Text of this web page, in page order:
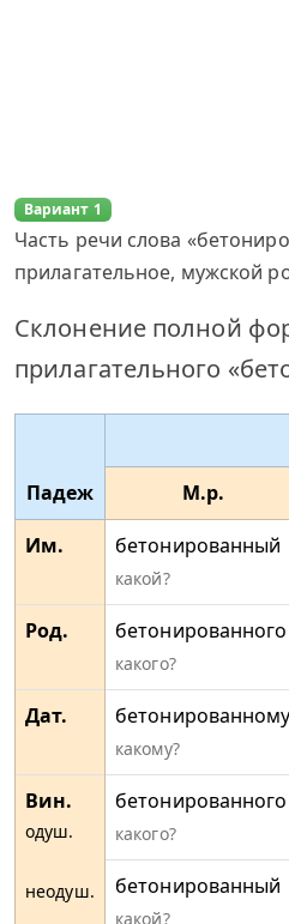
Вариант 1
Часть речи слова
прилагательное, мужской
Склонение полной
прилагательного
Падеж
М.р.
Им.
бетонированный
какой?
Род. бетонированного
какого?
Дат. бетонированному
какому?
Вин.
одуш.
неодуш.
бетонированного
какого?
бетонированный
какой?